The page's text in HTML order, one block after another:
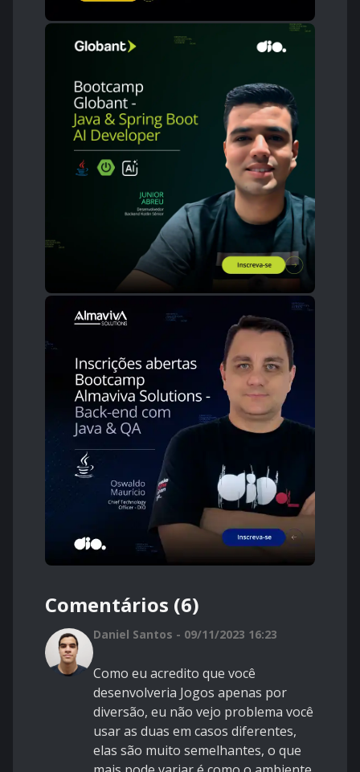
Comentários (6)
Daniel Santos - 09/11/2023 16:23
Como eu acredito que você
desenvolveria Jogos apenas por
diversão, eu não vejo problema você
usar as duas em casos diferentes,
elas são muito semelhantes, o que